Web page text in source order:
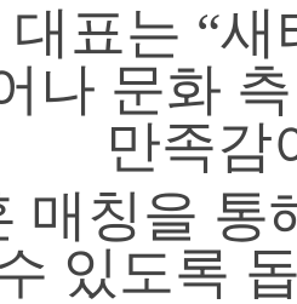
대표는 “
나 문화
만족감
매칭을 통
있도록